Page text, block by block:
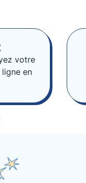
votre
en